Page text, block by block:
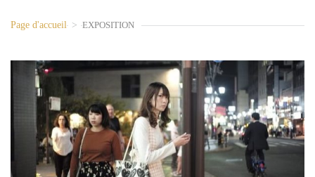
Page d'accueil > EXPOSITION